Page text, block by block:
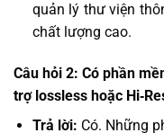
quản lý thư viện
chất lượng cao.
Câu hỏi 2: Có phần
trợ lossless hoặc
Trả lời: Có. Những